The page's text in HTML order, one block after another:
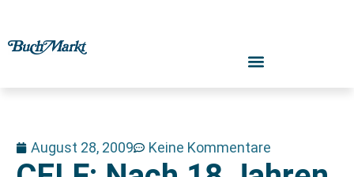
August 28, 2009 Keine Kommentare